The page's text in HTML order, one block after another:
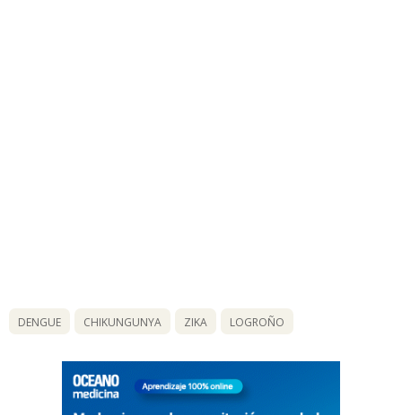
DENGUE CHIKUNGUNYA ZIKA LOGROÑO